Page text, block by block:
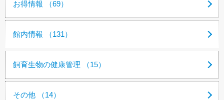
お得情報 （69）
館内情報 （131）
飼育生物の健康管理 （15）
その他 （14）